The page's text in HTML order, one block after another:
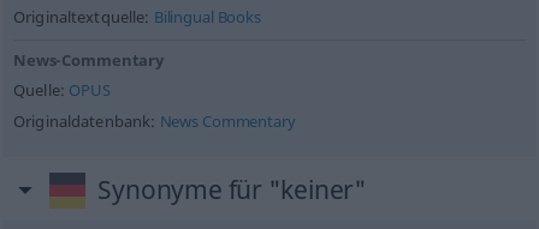
Originaltextquelle: Bilingual Books
News-Commentary
Quelle: OPUS
Originaldatenbank: News Commentary
Synonyme für "keiner"